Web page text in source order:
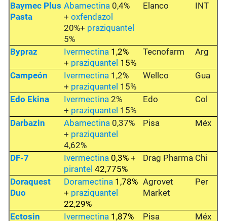
Baymec Plus
Pasta
Abamectina 0,4%
+oxfendazol
20%+ praziquantel
5%
Elanco INT
Bypraz Ivermectina 1,2%
+ praziquantel 15%
Tecnofarm Arg
Campeón Ivermectina 1,2%
+ praziquantel 15%
Wellco Gua
Edo Ekina Ivermectina 2%
+ praziquantel 15%
Edo Col
Darbazin Abamectina 0,37%
+ praziquantel
4,62%
Pisa Méx
DF-7 Ivermectina 0,3% +
pirantel 42,775%
Drag Pharma Chi
Doraquest
Duo
Doramectina 1,78%
+ praziquantel
22,29%
Agrovet
Market
Per
Ectosin
Ivermectina 1,87%
Pisa Méx